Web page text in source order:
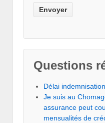
Questions
Délai
Je suis au
assurance peut
mensualités de